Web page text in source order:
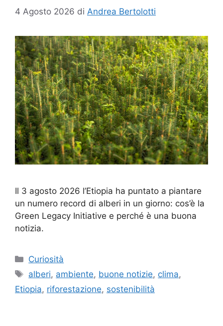
4 Agosto 2026 di Andrea Bertolotti
Il 3 agosto 2026 l’Etiopia ha puntato a piantare
un numero record di alberi in un giorno: cos’è la
Green Legacy Initiative e perché è una buona
notizia.
Categorie
Curiosità
Tag
alberi, ambiente, buone notizie, clima,
Etiopia, riforestazione, sostenibilità